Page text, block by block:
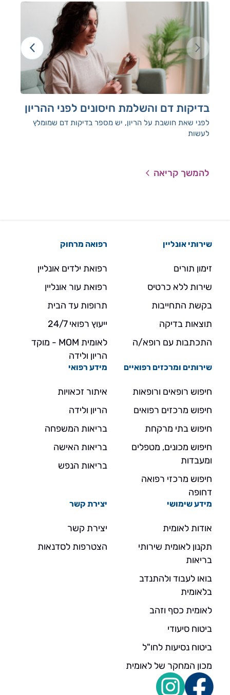
בדיקות דם והשלמת חיסונים לפני ההריון
לפני שאת חושבת על הריון, יש מספר בדיקות דם שמומלץ
לעשות
להמשך קריאה
שירותי אונליין
זימון תורים
שירות ללא כרטיס
בקשת התחייבות
תוצאות בדיקה
התכתבות עם רופא/ה
רפואה מרחוק
רפואת ילדים אונליין
רפואת עור אונליין
תרופות עד הבית
ייעוץ רפואי 24/7
לאומית MOM - מוקד
הריון ולידה
שירותים ומרכזים רפואיים
חיפוש רופאים ורופאות
חיפוש מרכזים רפואים
חיפוש בתי מרקחת
חיפוש מכונים, מטפלים
ומעבדות
חיפוש מרכזי רפואה
דחופה
מידע רפואי
איתור זכאויות
הריון ולידה
בריאות המשפחה
בריאות האישה
בריאות הנפש
מידע שימושי
אודות לאומית
תקנון לאומית שירותי
בריאות
בואו לעבוד ולהתנדב
בלאומית
לאומית כסף וזהב
ביטוח סיעודי
ביטוח נסיעות לחו"ל
מכון המחקר של לאומית
יצירת קשר
יצירת קשר
הצטרפות לסדנאות